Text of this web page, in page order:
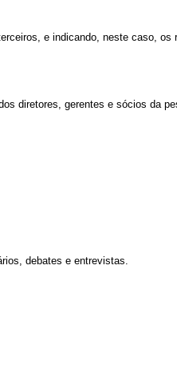
e indicando, neste caso, os
diretores, gerentes e sócios da
debates e entrevistas.